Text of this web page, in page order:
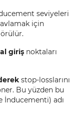
seviyeleri
avlamak için
giriş noktaları
stop-losslarını
Bu yüzden bu
İnducementi) adı